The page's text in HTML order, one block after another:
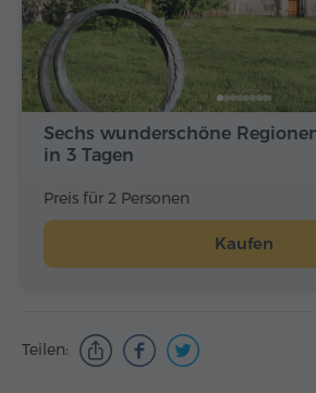
Sechs wunderschöne
in 3 Tagen
Preis für 2 Personen
Kaufen
Teilen: